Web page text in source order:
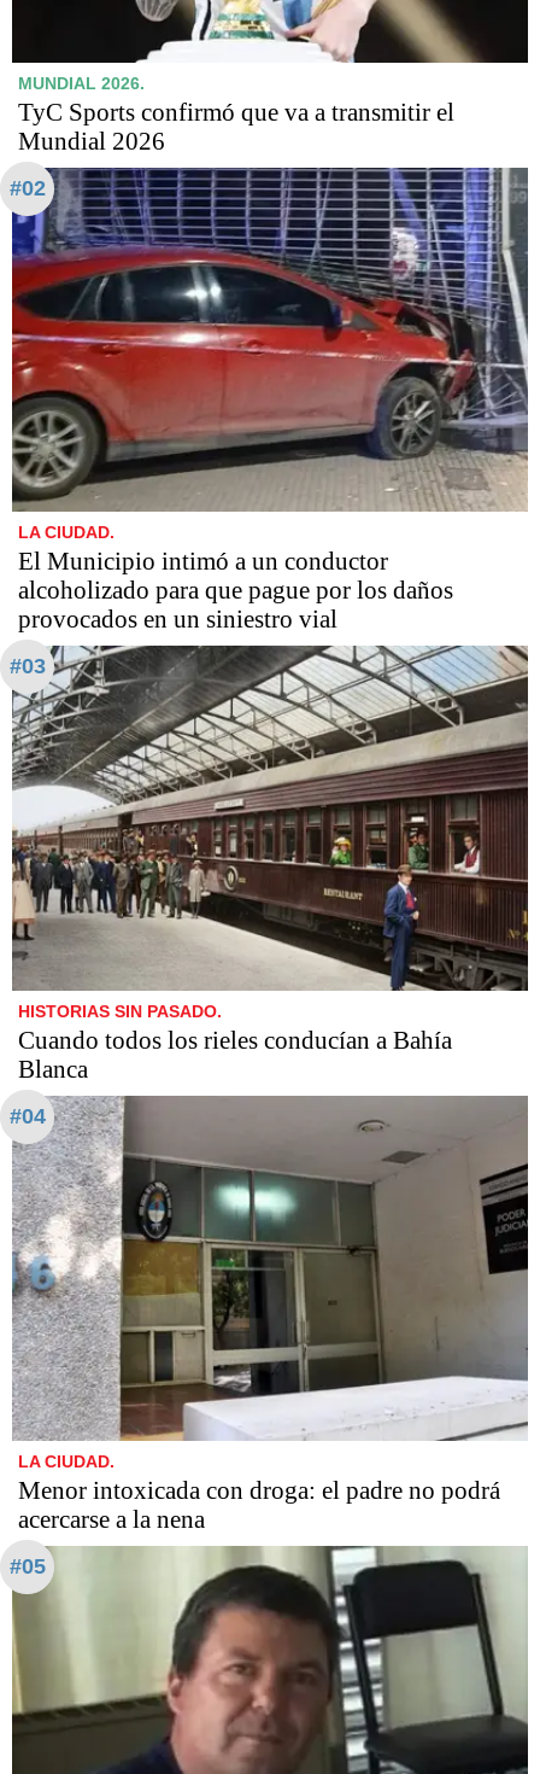
MUNDIAL 2026.
TyC Sports confirmó que va a transmitir el
Mundial 2026
#02
LA CIUDAD.
El Municipio intimó a un conductor
alcoholizado para que pague por los daños
provocados en un siniestro vial
#03
HISTORIAS SIN PASADO.
Cuando todos los rieles conducían a Bahía
Blanca
#04
LA CIUDAD.
Menor intoxicada con droga: el padre no podrá
acercarse a la nena
#05